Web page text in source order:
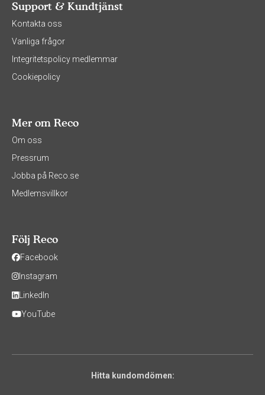
Support & Kundtjänst
Kontakta oss
Vanliga frågor
Integritetspolicy medlemmar
Cookiepolicy
Mer om Reco
Om oss
Pressrum
Jobba på Reco.se
Medlemsvillkor
Följ Reco
Facebook
Instagram
LinkedIn
YouTube
Hitta kundomdömen: